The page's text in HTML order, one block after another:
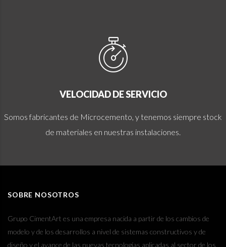
VELOCIDAD DE SERVICIO
Somos fabricantes de Microcemento, y tenemos siempre stock
de materiales en nuestras instalaciones.
SOBRE NOSOTROS
Grupo CimentArt es una empresa nacida a partir de los cambios de
modelo y de los desarrollos a nivel de sistemas constructivos y de
diseño y el avance de las nuevas tecnologías aplicadas al sector de los